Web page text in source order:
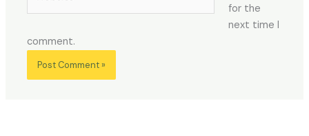
for the
next time I
comment.